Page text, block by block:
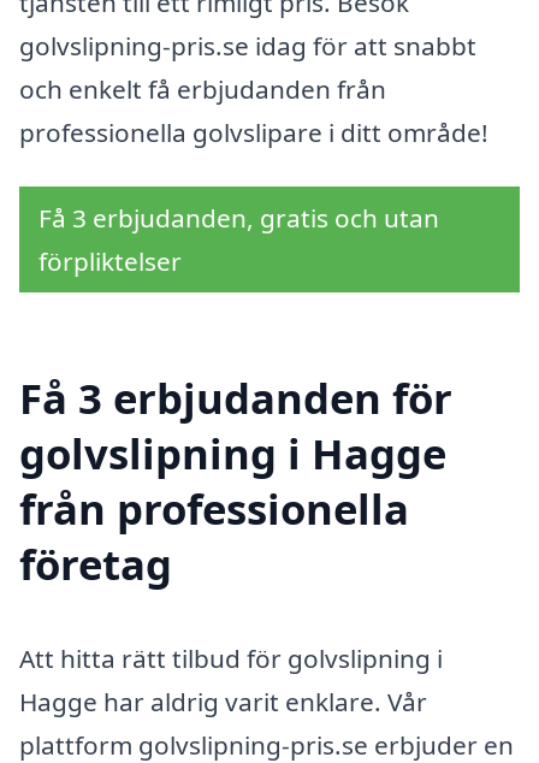
golvslipning-pris.se idag för att snabbt
och enkelt få erbjudanden från
professionella golvslipare i ditt område!
Få 3 erbjudanden, gratis och utan
förpliktelser
Få 3 erbjudanden för
golvslipning i Hagge
från professionella
företag
Att hitta rätt tilbud för golvslipning i
Hagge har aldrig varit enklare. Vår
plattform golvslipning-pris.se erbjuder en